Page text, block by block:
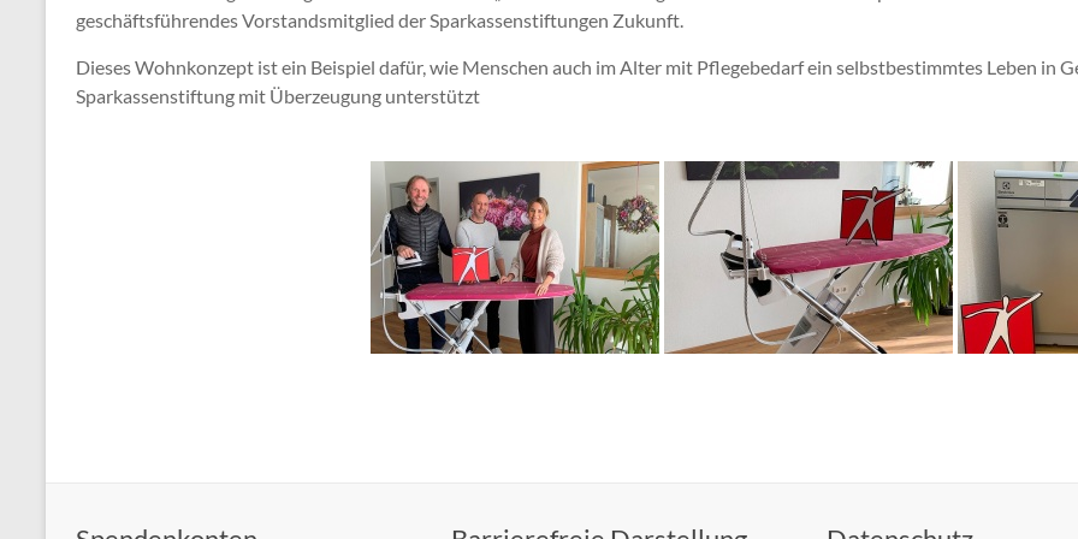
geschäftsführendes Vorstandsmitglied der Sparkassenstiftungen Zukunft.
Dieses Wohnkonzept ist ein Beispiel dafür, wie Menschen auch im Alter mit Pflegebedarf ein selbstbestimmtes Leben in
Sparkassenstiftung mit Überzeugung unterstützt